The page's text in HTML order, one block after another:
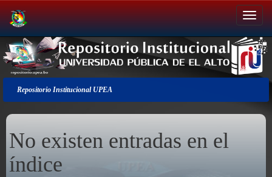
Salir
de
la
navegación
Repositorio Institucional UPEA
No existen entradas en el
índice